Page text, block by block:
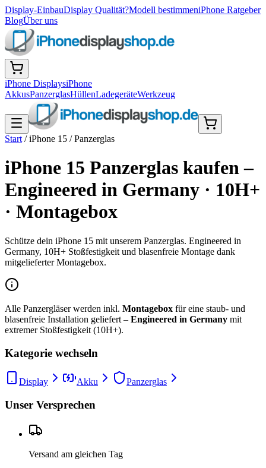
Display-EinbauDisplay Qualität?Modell bestimmeniPhone Ratgeber
BlogÜber uns
iPhone DisplaysiPhone
AkkusPanzerglasHüllenLadegeräteWerkzeug
Start /iPhone 15 /Panzerglas
iPhone 15 Panzerglas kaufen –
Engineered in Germany · 10H+
· Montagebox
Schütze dein iPhone 15 mit unserem Panzerglas. Engineered in
Germany, 10H+ Stoßfestigkeit und blasenfreie Montage dank
mitgelieferter Montagebox.
Alle Panzergläser werden inkl. Montagebox für eine staub- und
blasenfreie Installation geliefert – Engineered in Germany mit
extremer Stoßfestigkeit (10H+).
Kategorie wechseln
Display Akku Panzerglas
Unser Versprechen
Versand am gleichen Tag